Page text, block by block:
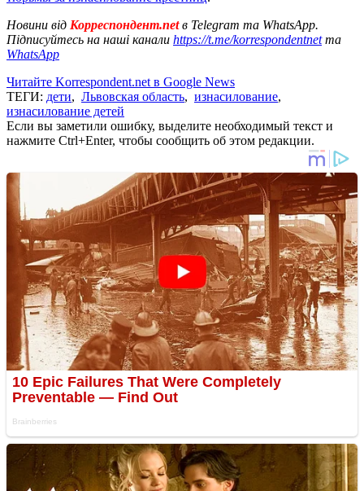
Новини від Корреспондент.netв Telegram та WhatsApp.
Підписуйтесь на наші канали https://t.me/korrespondentnetта
WhatsApp
Читайте Korrespondent.net в Google News
ТЕГИ: дети, Львовская область, изнасилование,
изнасилование детей
Если вы заметили ошибку, выделите необходимый текст и
нажмите Ctrl+Enter, чтобы сообщить об этом редакции.